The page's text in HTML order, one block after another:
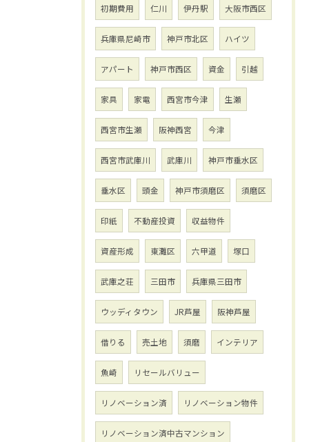
初期費用 仁川 伊丹駅 大阪市西区
兵庫県尼崎市 神戸市北区 ハイツ
アパート 神戸市西区 資金 引越
家具 家電 西宮市今津 生瀬
西宮市生瀬 阪神西宮 今津
西宮市武庫川 武庫川 神戸市垂水区
垂水区 頭金 神戸市須磨区 須磨区
印紙 不動産投資 収益物件
資産形成 東灘区 六甲道 塚口
武庫之荘 三田市 兵庫県三田市
ウッディタウン JR芦屋 阪神芦屋
借りる 売土地 須磨 インテリア
魚崎 リセールバリュー
リノベーション済 リノベーション物件
リノベーション済中古マンション